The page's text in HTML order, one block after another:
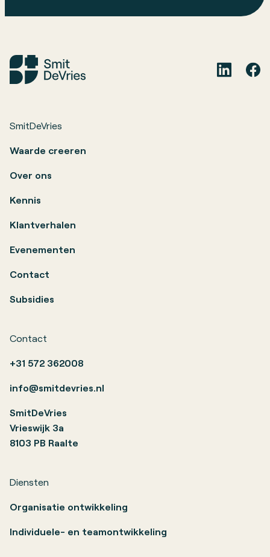
SmitDeVries
Waarde creeren
Over ons
Kennis
Klantverhalen
Evenementen
Contact
Subsidies
Diensten
Organisatie ontwikkeling
Individuele- en teamontwikkeling
Contact
+31 572 362008
info@smitdevries.nl
SmitDeVries
Vrieswijk 3a
8103 PB Raalte